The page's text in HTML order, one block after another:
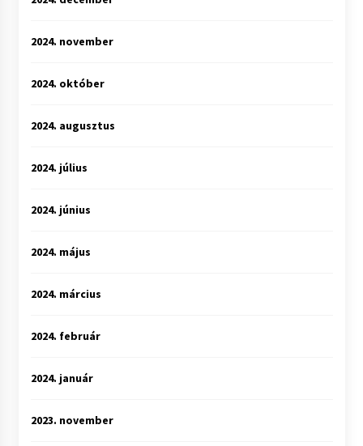
2024. november
2024. október
2024. augusztus
2024. július
2024. június
2024. május
2024. március
2024. február
2024. január
2023. november